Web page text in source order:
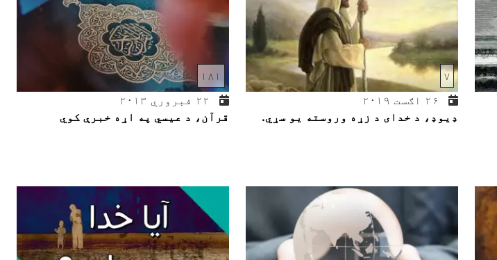
۷
ډیوډ، د خدای د زړه وروسته یو سړي.
۱۸۱
قرآن، د عیسي په اړه خبرې کوي